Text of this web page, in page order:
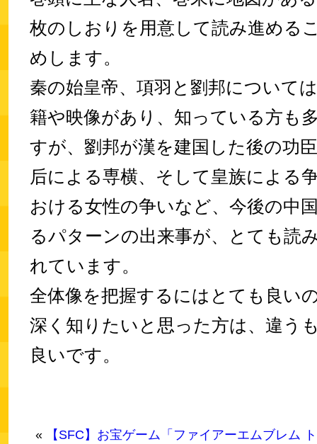
枚のしおりを用意して読み進める
めします。
秦の始皇帝、項羽と劉邦について
籍や映像があり、知っている方も
すが、劉邦が漢を建国した後の功
后による専横、そして皇族による
おける女性の争いなど、今後の中
るパターンの出来事が、とても読
れています。
全体像を把握するにはとても良い
深く知りたいと思った方は、違う
良いです。
«
【SFC】お宝ゲーム「ファイアーエムブレム